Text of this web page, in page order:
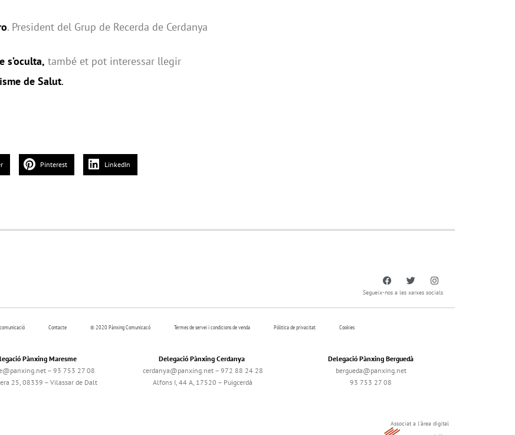
. President del Grup de Recerda de Cerdanya
s’oculta, també et pot interessar llegir
de Salut.
Pinterest LinkedIn
Segueix-nos a les xarxes socials
Contacte © 2020 Pànxing Comunicacó Termes de servei i condicions de venda Pólitica de privacitat Cookies
Pànxing Maresme
– 93 753 27 08
25, 08339 – Vilassar de Dalt
Delegació Pànxing Cerdanya
cerdanya@panxing.net – 972 88 24 28
Alfons I, 44 A, 17520 – Puigcerdà
Delegació Pànxing Berguedà
bergueda@panxing.net
93 753 27 08
Associat a l'àrea digital